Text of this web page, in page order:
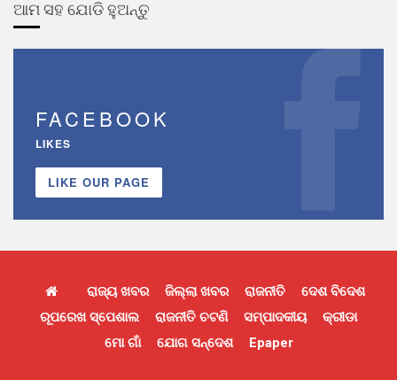
ଆମ ସହ ଯୋଡି ହୁଅନ୍ତୁ
FACEBOOK
LIKES
LIKE OUR PAGE
ରାଜ୍ୟ ଖବର ଜିଲ୍ଲା ଖବର ରାଜନୀତି
ଦେଶ ବିଦେଶ
ରୂପରେଖ ସ୍ପେଶାଲ
ରାଜନୀତି ଚଟଣି ସମ୍ପାଦକୀୟ
କ୍ରୀଡା
ମୋ ଗାଁ
ଯୋଗ ସନ୍ଦେଶ Epaper